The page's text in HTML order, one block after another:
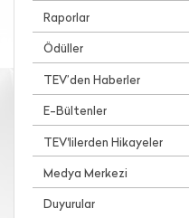
Raporlar
Ödüller
TEV’den Haberler
E-Bültenler
TEV'lilerden Hikayeler
Medya Merkezi
Duyurular